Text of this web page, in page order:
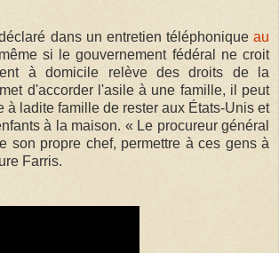
dans un entretien téléphonique au
si le gouvernement fédéral ne croit
à domicile relève des droits de la
d'accorder l'asile à une famille, il peut
à ladite famille de rester aux États-Unis et
à la maison. « Le procureur général
son propre chef, permettre à ces gens à
Farris.